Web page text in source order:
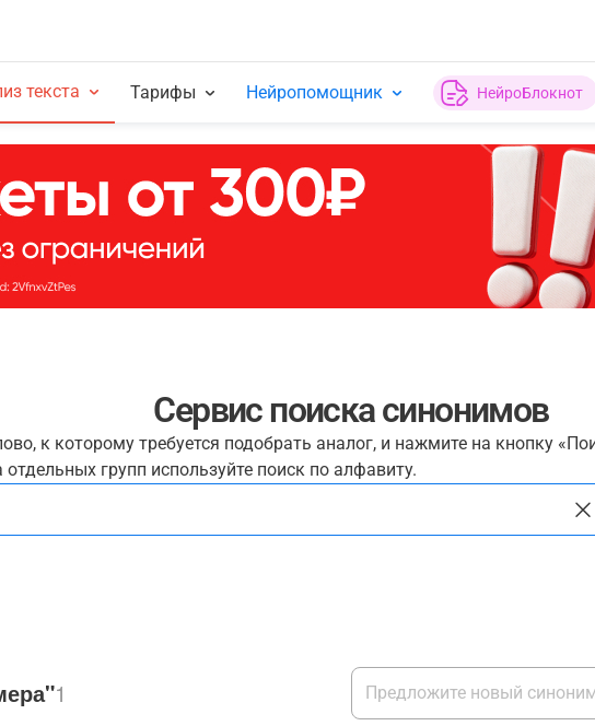
текста Тарифы Нейропомощник НейроБлокнот
Сервис поиска синонимов
к которому требуется подобрать аналог, и нажмите на кнопку
отдельных групп используйте поиск по алфавиту.
1